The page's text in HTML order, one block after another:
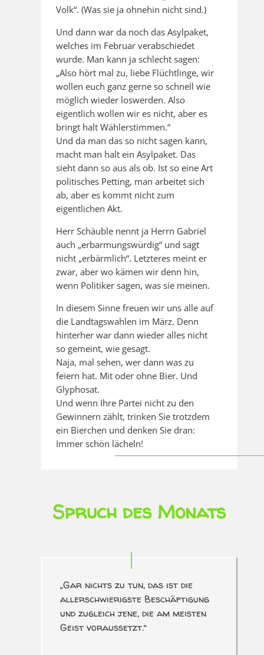
Volk“. (Was sie ja ohnehin nicht sind.)
Und dann war da noch das Asylpaket,
welches im Februar verabschiedet
wurde. Man kann ja schlecht sagen:
„Also hört mal zu, liebe Flüchtlinge, wir
wollen euch ganz gerne so schnell wie
möglich wieder loswerden. Also
eigentlich wollen wir es nicht, aber es
bringt halt Wählerstimmen.“
Und da man das so nicht sagen kann,
macht man halt ein Asylpaket. Das
sieht dann so aus als ob. Ist so eine Art
politisches Petting, man arbeitet sich
ab, aber es kommt nicht zum
eigentlichen Akt.
Herr Schäuble nennt ja Herrn Gabriel
auch „erbarmungswürdig“ und sagt
nicht „erbärmlich“. Letzteres meint er
zwar, aber wo kämen wir denn hin,
wenn Politiker sagen, was sie meinen.
In diesem Sinne freuen wir uns alle auf
die Landtagswahlen im März. Denn
hinterher war dann wieder alles nicht
so gemeint, wie gesagt.
Naja, mal sehen, wer dann was zu
feiern hat. Mit oder ohne Bier. Und
Glyphosat.
Und wenn Ihre Partei nicht zu den
Gewinnern zählt, trinken Sie trotzdem
ein Bierchen und denken Sie dran:
Immer schön lächeln!
Spruch des Monats
„Gar nichts zu tun, das ist die
allerschwierigste Beschäftigung
und zugleich jene, die am meisten
Geist voraussetzt.“